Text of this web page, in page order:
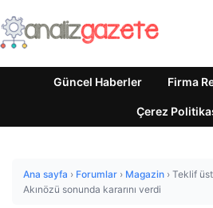
Güncel Haberler Firma
Çerez
Ana sayfa › Forumlar › Magazin › Teklif
Akınözü sonunda kararını verdi